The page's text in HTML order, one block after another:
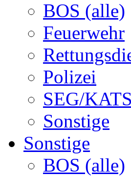
BOS (alle)
Feuerwehr
Polizei
SEG/KATS
Sonstige
Sonstige
BOS (alle)